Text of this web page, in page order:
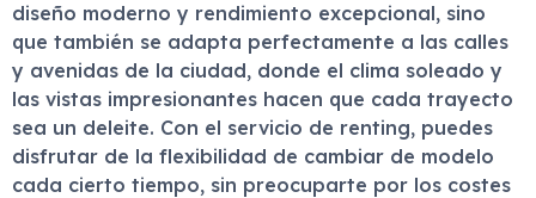
diseño moderno y rendimiento excepcional, sino
que también se adapta perfectamente a las calles
y avenidas de la ciudad, donde el clima soleado y
las vistas impresionantes hacen que cada trayecto
sea un deleite. Con el servicio de renting, puedes
disfrutar de la flexibilidad de cambiar de modelo
cada cierto tiempo, sin preocuparte por los costes